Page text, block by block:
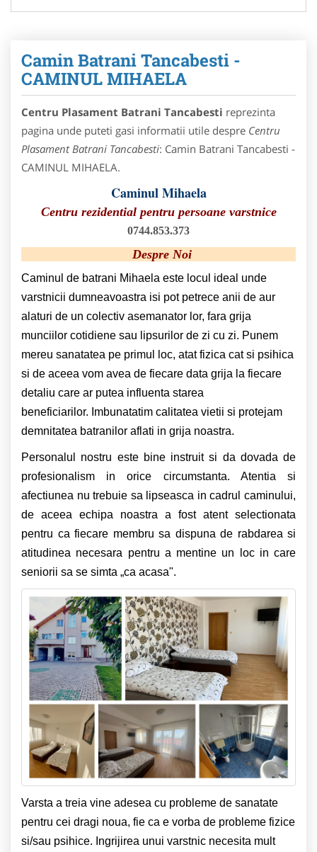
Camin Batrani Tancabesti -
CAMINUL MIHAELA
Centru Plasament Batrani Tancabesti reprezinta
pagina unde puteti gasi informatii utile despre Centru
Plasament Batrani Tancabesti: Camin Batrani Tancabesti -
CAMINUL MIHAELA.
Caminul Mihaela
Centru rezidential pentru persoane varstnice
0744.853.373
Despre Noi
Caminul de batrani Mihaela este locul ideal unde
varstnicii dumneavoastra isi pot petrece anii de aur
alaturi de un colectiv asemanator lor, fara grija
munciilor cotidiene sau lipsurilor de zi cu zi. Punem
mereu sanatatea pe primul loc, atat fizica cat si psihica
si de aceea vom avea de fiecare data grija la fiecare
detaliu care ar putea influenta starea
beneficiarilor. Imbunatatim calitatea vietii si protejam
demnitatea batranilor aflati in grija noastra.
Personalul nostru este bine instruit si da dovada de
profesionalism in orice circumstanta. Atentia si
afectiunea nu trebuie sa lipseasca in cadrul caminului,
de aceea echipa noastra a fost atent selectionata
pentru ca fiecare membru sa dispuna de rabdarea si
atitudinea necesara pentru a mentine un loc in care
seniorii sa se simta „ca acasa".
Varsta a treia vine adesea cu probleme de sanatate
pentru cei dragi noua, fie ca e vorba de probleme fizice
si/sau psihice. Ingrijirea unui varstnic necesita mult